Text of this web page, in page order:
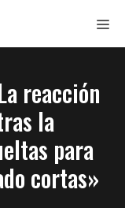
reacción
la
para
cortas»